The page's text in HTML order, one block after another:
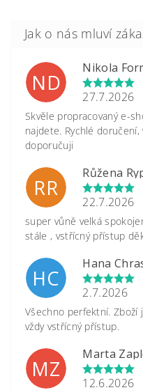
ND
Nikola
27.7.2026
Skvěle propracovaný e-
najdete. Rychlé
doporučuji
RR
Růžena
22.7.2026
super vůně velká
stále , vstřícný přístup
HC
Hana
2.7.2026
Všechno perfektní. Zboží
vždy vstřícný přístup.
MZ
Marta
12.6.2026